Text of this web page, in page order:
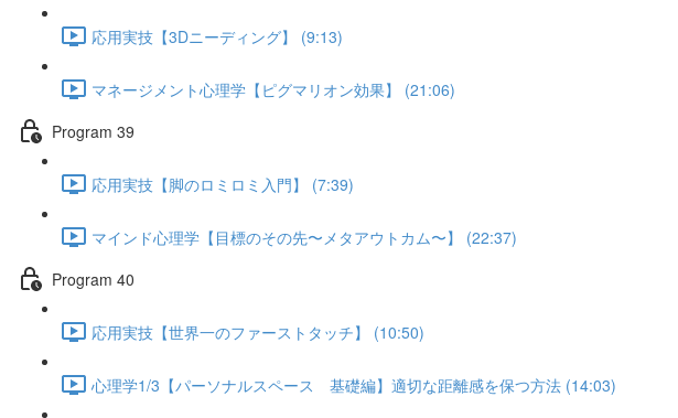
応用実技【3Dニーディング】 (9:13)
マネージメント心理学【ピグマリオン効果】 (21:06)
Program 39
応用実技【脚のロミロミ入門】 (7:39)
マインド心理学【目標のその先〜メタアウトカム〜】 (22:37)
Program 40
応用実技【世界一のファーストタッチ】 (10:50)
心理学1/3【パーソナルスペース 基礎編】適切な距離感を保つ方法 (14:03)